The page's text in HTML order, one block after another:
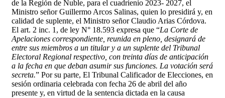
de la Región de Ñuble, para el cuadrienio 2023- 2027, el
Ministro señor Guillermo Arcos Salinas, quien lo presidirá y, en
calidad de suplente, el Ministro señor Claudio Arias Córdova.
El art. 2 inc. 1, de ley N° 18.593 expresa que “La Corte de
Apelaciones correspondiente, reunida en pleno, designará de
entre sus miembros a un titular y a un suplente del Tribunal
Electoral Regional respectivo, con treinta días de anticipación
a la fecha en que deban asumir sus funciones. La votación será
secreta.” Por su parte, El Tribunal Calificador de Elecciones, en
sesión ordinaria celebrada con fecha 26 de abril del año
presente y, en virtud de la sentencia dictada en la causa